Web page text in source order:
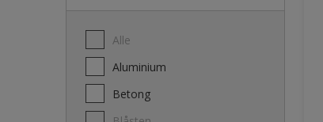
Alle
Aluminium
Betong